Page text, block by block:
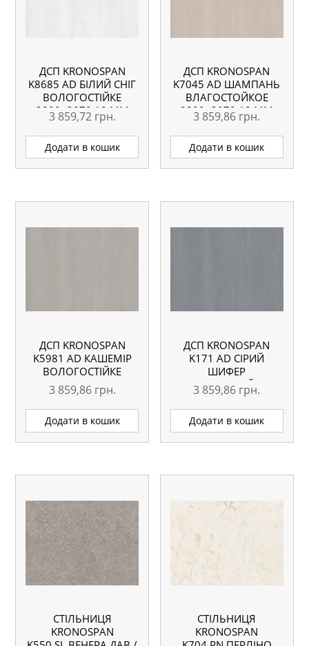
ДСП KRONOSPAN
K8685 AD БІЛИЙ СНІГ
ВОЛОГОСТІЙКЕ
2800×2070 18 ММ
3 859,72 грн.
Додати в кошик
ДСП KRONOSPAN
K7045 AD ШАМПАНЬ
ВЛАГОСТОЙКОЕ
2800×2070 18 ММ
3 859,86 грн.
Додати в кошик
ДСП KRONOSPAN
K5981 AD КАШЕМІР
ВОЛОГОСТІЙКЕ
2800×2070 18 ММ
3 859,86 грн.
Додати в кошик
ДСП KRONOSPAN
K171 AD СІРИЙ
ШИФЕР
ВОЛОГОСТІЙКЕ
2800×2070 18 ММ
3 859,86 грн.
Додати в кошик
СТІЛЬНИЦЯ
KRONOSPAN
СТІЛЬНИЦЯ
KRONOSPAN